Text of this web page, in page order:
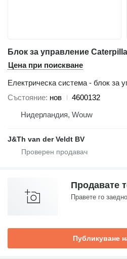
Цена при поискване
Електрическа система - блок за
Състояние нов
4600132
Нидерландия, Wouw
J&Th van der Veldt BV
Продавате
Правете го
Публикуване